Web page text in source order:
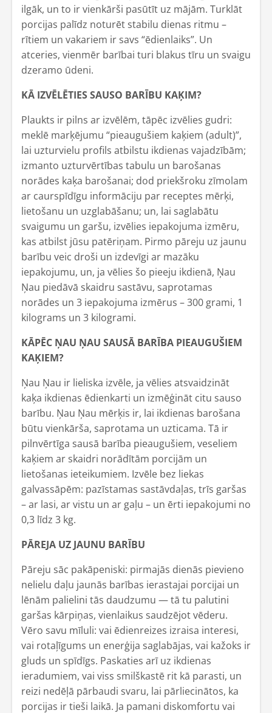
ilgāk, un to ir vienkārši pasūtīt uz mājām. Turklāt
porcijas palīdz noturēt stabilu dienas ritmu –
rītiem un vakariem ir savs “ēdienlaiks”. Un
atceries, vienmēr barībai turi blakus tīru un svaigu
dzeramo ūdeni.
KĀ IZVĒLĒTIES SAUSO BARĪBU KAĶIM?
Plaukts ir pilns ar izvēlēm, tāpēc izvēlies gudri:
meklē marķējumu “pieaugušiem kaķiem (adult)”,
lai uzturvielu profils atbilstu ikdienas vajadzībām;
izmanto uzturvērtības tabulu un barošanas
norādes kaķa barošanai; dod priekšroku zīmolam
ar caurspīdīgu informāciju par receptes mērķi,
lietošanu un uzglabāšanu; un, lai saglabātu
svaigumu un garšu, izvēlies iepakojuma izmēru,
kas atbilst jūsu patēriņam. Pirmo pāreju uz jaunu
barību veic droši un izdevīgi ar mazāku
iepakojumu, un, ja vēlies šo pieeju ikdienā, Ņau
Ņau piedāvā skaidru sastāvu, saprotamas
norādes un 3 iepakojuma izmērus – 300 grami, 1
kilograms un 3 kilogrami.
KĀPĒC ŅAU ŅAU SAUSĀ BARĪBA PIEAUGUŠIEM
KAĶIEM?
Ņau Ņau ir lieliska izvēle, ja vēlies atsvaidzināt
kaķa ikdienas ēdienkarti un izmēģināt citu sauso
barību. Ņau Ņau mērķis ir, lai ikdienas barošana
būtu vienkārša, saprotama un uzticama. Tā ir
pilnvērtīga sausā barība pieaugušiem, veseliem
kaķiem ar skaidri norādītām porcijām un
lietošanas ieteikumiem. Izvēle bez liekas
galvassāpēm: pazīstamas sastāvdaļas, trīs garšas
– ar lasi, ar vistu un ar gaļu – un ērti iepakojumi no
0,3 līdz 3 kg.
PĀREJA UZ JAUNU BARĪBU
Pāreju sāc pakāpeniski: pirmajās dienās pievieno
nelielu daļu jaunās barības ierastajai porcijai un
lēnām palielini tās daudzumu — tā tu palutini
garšas kārpiņas, vienlaikus saudzējot vēderu.
Vēro savu mīluli: vai ēdienreizes izraisa interesi,
vai rotaļīgums un enerģija saglabājas, vai kažoks ir
gluds un spīdīgs. Paskaties arī uz ikdienas
ieradumiem, vai viss smilškastē rit kā parasti, un
reizi nedēļā pārbaudi svaru, lai pārliecinātos, ka
porcijas ir tieši laikā. Ja pamani diskomfortu vai